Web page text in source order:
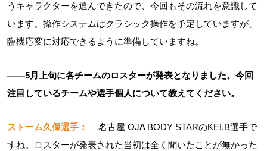
うキャラクターを選んできたので、今回もその流れを意識して
います。操作システムはクラシック操作を予定していますが、
臨機応変に対応できるように準備していますね。
――5月上旬に各チームのロスターが発表となりました。今回
注目しているチームや選手個人について教えてください。
ストーム久保選手：
名古屋 OJA BODY STARのKEI.B選手で
すね。ロスターが発表された当初は全く聞いたことが無かった